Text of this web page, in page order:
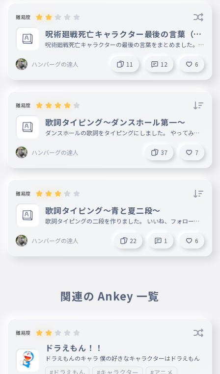
033 この世界でダンスホール
034 君の隣で愛を精一杯探したい
今日もまた怒られる
036
きもちのあながポンっとふえる
不器用だけど笑ってもらえるように
ぶきようだけどわらってもらえるようにわらう
難易度
呪術廻戦死亡キャラクター最後の言葉（ネ
タバレ注意）
呪術廻戦死亡キャラクターの最後の言葉をまとめました。
ハンバーグの達人 11 12 6
難易度
歌詞タイピング〜ダンスホール第一〜
ダンスホールの歌詞をタイピングにしました。 やってみて
ハンバーグの達人
37 7
難易度
歌詞タイピング〜青と夏二段〜
歌詞タイピングの二段を作りました。 いいね、フォロー、
ハンバーグの達人
22 1 6
関連の Ankey 一覧
難易度
ドラえもん！！
ドラえもんのキャラ 僕の好きなキャラクターはドラえもん
#ドラえもん #キャラクター #アニメ